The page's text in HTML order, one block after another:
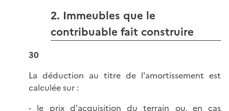
2. Immeubles que le
contribuable fait construire
30
La déduction au titre de l'amortissement est
calculée sur :
- le prix d'acquisition du terrain ou, en cas